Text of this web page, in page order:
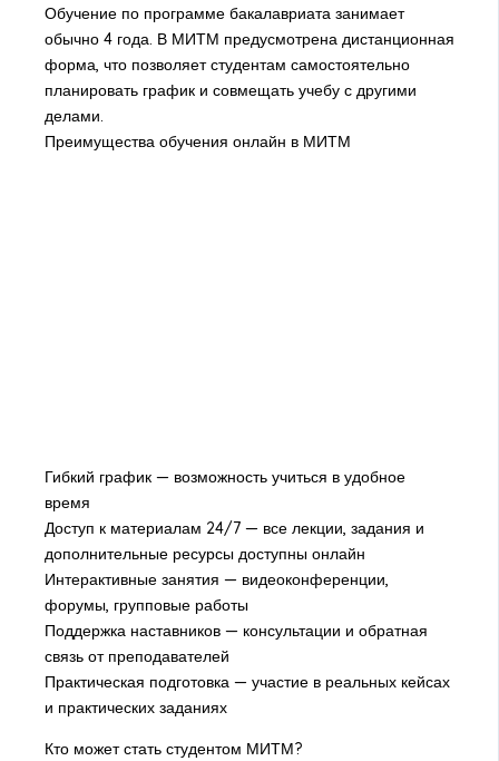
Обучение по программе бакалавриата занимает
обычно 4 года. В МИТМ предусмотрена дистанционная
форма, что позволяет студентам самостоятельно
планировать график и совмещать учебу с другими
делами.
Преимущества обучения онлайн в МИТМ
Гибкий график — возможность учиться в удобное
время
Доступ к материалам 24/7 — все лекции, задания и
дополнительные ресурсы доступны онлайн
Интерактивные занятия — видеоконференции,
форумы, групповые работы
Поддержка наставников — консультации и обратная
связь от преподавателей
Практическая подготовка — участие в реальных кейсах
и практических заданиях
Кто может стать студентом МИТМ?